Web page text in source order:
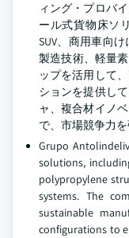
ィング・プロバ
ール式貨物床ソ
SUV、商用車向
製造技術、軽量
ップを活用して
ションを提供し
ャ、複合材イノ
で、市場競争力を
Grupo
solutions,
polypropylene
systems. The
sustainable
configurations to